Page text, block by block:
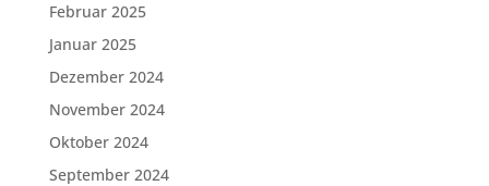
Februar 2025
Januar 2025
Dezember 2024
November 2024
Oktober 2024
September 2024